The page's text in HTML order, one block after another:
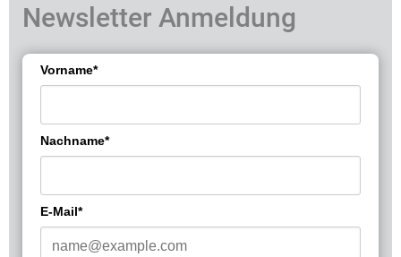
Newsletter Anmeldung
Vorname*
Nachname*
E-Mail*